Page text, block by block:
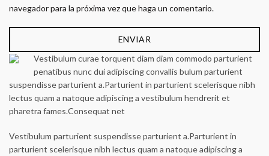
navegador para la próxima vez que haga un comentario.
Vestibulum curae torquent diam diam commodo parturient
penatibus nunc dui adipiscing convallis bulum parturient
suspendisse parturient a.Parturient in parturient scelerisque nibh
lectus quam a natoque adipiscing a vestibulum hendrerit et
pharetra fames.Consequat net
Vestibulum parturient suspendisse parturient a.Parturient in
parturient scelerisque nibh lectus quam a natoque adipiscing a